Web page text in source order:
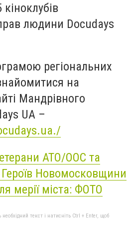
кіноклубів
людини Docudays
регіональних
на
Мандрівного
UA –
АТО/ООС та
Новомосковщини
мерії міста: ФОТО
текст і натисніть Ctrl + Enter, щоб